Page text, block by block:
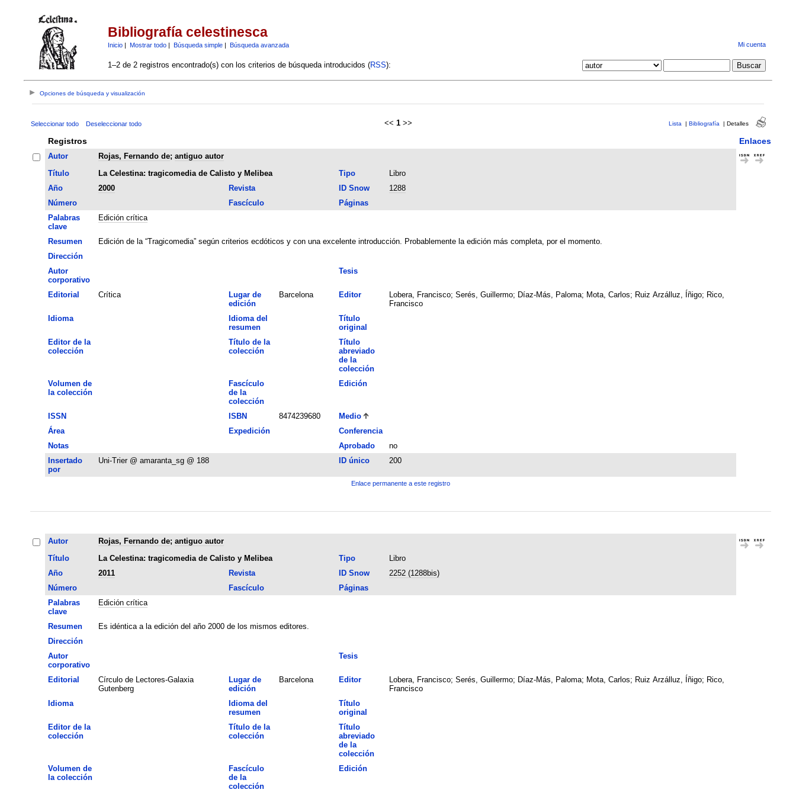
Bibliografía celestinesca
Inicio| Mostrar todo| Búsqueda simple| Búsqueda avanzada Mi cuenta
1–2 de 2 registros encontrado(s) con los criterios de búsqueda introducidos (RSS):
Opciones de búsqueda y visualización
Seleccionar todo Deseleccionar todo << 1 >> Lista | Bibliografía | Detalles
Registros Enlaces
Autor Rojas, Fernando de; antiguo autor
Título
La Celestina: tragicomedia de Calisto y Melibea Tipo
Libro
Año
2000 Revista ID Snow
1288
Número
Fascículo
Páginas
Palabras
clave
Edición crítica
Resumen
Edición de la “Tragicomedia” según criterios ecdóticos y con una excelente introducción. Probablemente la edición más completa, por el momento.
Dirección
Autor
corporativo
Tesis
Editorial Crítica
Lugar de
edición
Barcelona Editor
Lobera, Francisco; Serés, Guillermo; Díaz-Más, Paloma; Mota, Carlos; Ruiz Arzálluz, Íñigo; Rico,
Francisco
Idioma
Idioma del
resumen
Título
original
Editor de la
colección
Título de la
colección
Título
abreviado
de la
colección
Volumen de
la colección
Fascículo
de la
colección
Edición
ISSN ISBN 8474239680
Medio
Área
Expedición
Conferencia
Notas
Aprobado
no
Insertado
por
Uni-Trier @ amaranta_sg @ 188 ID único 200
Enlace permanente a este registro
Autor Rojas, Fernando de; antiguo autor
Título
La Celestina: tragicomedia de Calisto y Melibea Tipo
Libro
Año
2011 Revista ID Snow
2252 (1288bis)
Número
Fascículo
Páginas
Palabras
clave
Edición crítica
Resumen
Es idéntica a la edición del año 2000 de los mismos editores.
Dirección
Autor
corporativo
Tesis
Editorial
Círculo de Lectores-Galaxia
Gutenberg
Lugar de
edición
Barcelona Editor
Lobera, Francisco; Serés, Guillermo; Díaz-Más, Paloma; Mota, Carlos; Ruiz Arzálluz, Íñigo; Rico,
Francisco
Idioma
Idioma del
resumen
Título
original
Editor de la
colección
Título de la
colección
Título
abreviado
de la
colección
Volumen de
la colección
Fascículo
de la
colección
Edición